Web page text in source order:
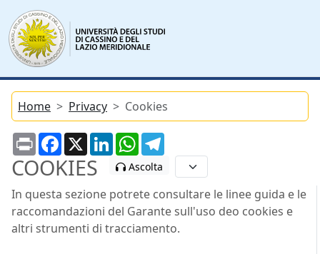
Home Privacy Cookies
PrintFacebook
X LinkedInWhatsApp
COOKIES Ascolta
In questa sezione potrete consultare le linee guida e le
raccomandazioni del Garante sull'uso deo cookies e
altri strumenti di tracciamento.